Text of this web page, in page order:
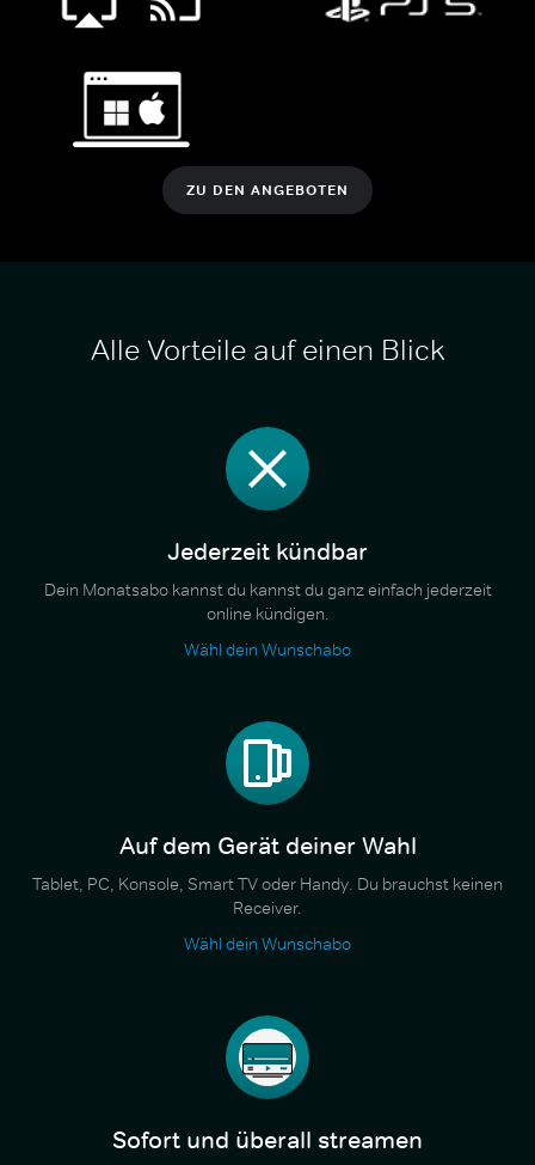
ZU DEN ANGEBOTEN
Alle Vorteile auf einen Blick
Jederzeit kündbar
Dein Monatsabo kannst du kannst du ganz einfach jederzeit
online kündigen.
Wähl dein Wunschabo
Auf dem Gerät deiner Wahl
Tablet, PC, Konsole, Smart TV oder Handy. Du brauchst keinen
Receiver.
Wähl dein Wunschabo
Sofort und überall streamen